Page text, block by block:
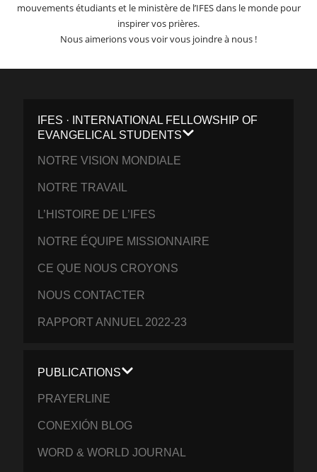
mouvements étudiants et le ministère de l’IFES dans le monde pour
inspirer vos prières.
Nous aimerions vous voir vous joindre à nous !
IFES · INTERNATIONAL FELLOWSHIP OF
EVANGELICAL STUDENTS
NOTRE VISION MONDIALE
NOTRE TRAVAIL
L’HISTOIRE DE L’IFES
NOTRE ÉQUIPE MISSIONNAIRE
CE QUE NOUS CROYONS
NOUS CONTACTER
RAPPORT ANNUEL 2022-23
PUBLICATIONS
PRAYERLINE
CONEXIÓN BLOG
WORD & WORLD JOURNAL